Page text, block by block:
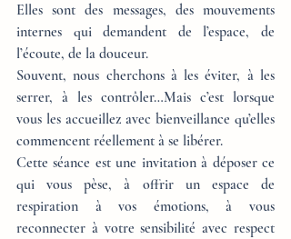
Elles sont des messages, des mouvements
internes qui demandent de l’espace, de
l’écoute, de la douceur.
Souvent, nous cherchons à les éviter, à les
serrer, à les contrôler…Mais c’est lorsque
vous les accueillez avec bienveillance qu’elles
commencent réellement à se libérer.
Cette séance est une invitation à déposer ce
qui vous pèse, à offrir un espace de
respiration à vos émotions, à vous
reconnecter à votre sensibilité avec respect